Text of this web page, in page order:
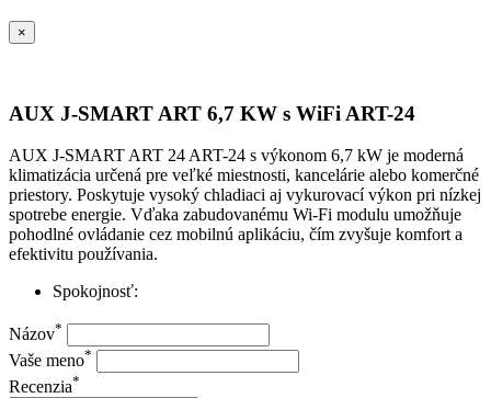
×
AUX J-SMART ART 6,7 KW s WiFi ART-24
AUX J-SMART ART 24 ART-24 s výkonom 6,7 kW je moderná
klimatizácia určená pre veľké miestnosti, kancelárie alebo komerčné
priestory. Poskytuje vysoký chladiaci aj vykurovací výkon pri nízkej
spotrebe energie. Vďaka zabudovanému Wi-Fi modulu umožňuje
pohodlné ovládanie cez mobilnú aplikáciu, čím zvyšuje komfort a
efektivitu používania.
Spokojnosť:
Názov*
Vaše meno*
Recenzia*